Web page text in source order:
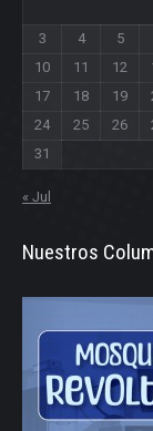
3
4 5
10
11 12
17
18 19
24
25 26
31
« Jul
Nuestros